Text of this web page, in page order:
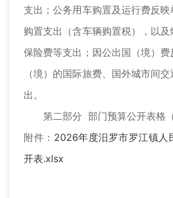
支出；公务用车购置及运行费反
购置支出（含车辆购置税），以及
保险费等支出；因公出国（境）
（境）的国际旅费、国外城市间
出。
第二部分 部门预算公开表格（
附件： 2026年度汨罗市罗江镇人
开表.xlsx